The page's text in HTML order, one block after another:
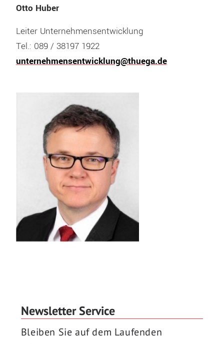
Otto Huber
Leiter Unternehmensentwicklung
Tel.: 089 / 38197 1922
unternehmensentwicklung@thuega.de
Newsletter Service
Bleiben Sie auf dem Laufenden